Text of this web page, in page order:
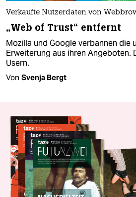
Verkaufte Nutzerdaten von
„Web of Trust“ entfernt
Mozilla und Google verbannen die
Erweiterung aus ihren Angeboten.
Usern.
Von Svenja Bergt